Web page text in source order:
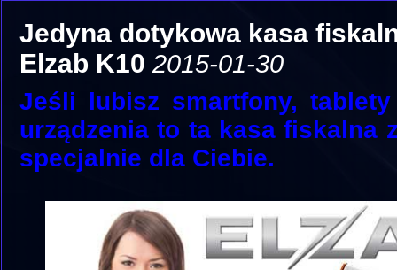
Jedyna dotykowa kasa
Elzab K10 2015-01-30
Jeśli lubisz smartfony,
urządzenia to ta kasa fiskalna
specjalnie dla Ciebie.